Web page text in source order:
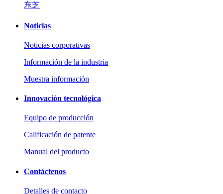
东芝
Noticias
Noticias corporativas
Información de la industria
Muestra información
Innovación tecnológica
Equipo de producción
Calificación de patente
Manual del producto
Contáctenos
Detalles de contacto